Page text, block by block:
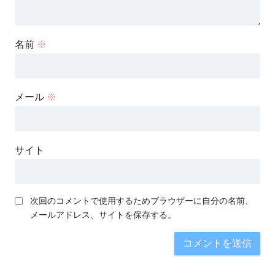
名前 ※
メール ※
サイト
次回のコメントで使用するためブラウザーに自分の名前、
メールアドレス、サイトを保存する。